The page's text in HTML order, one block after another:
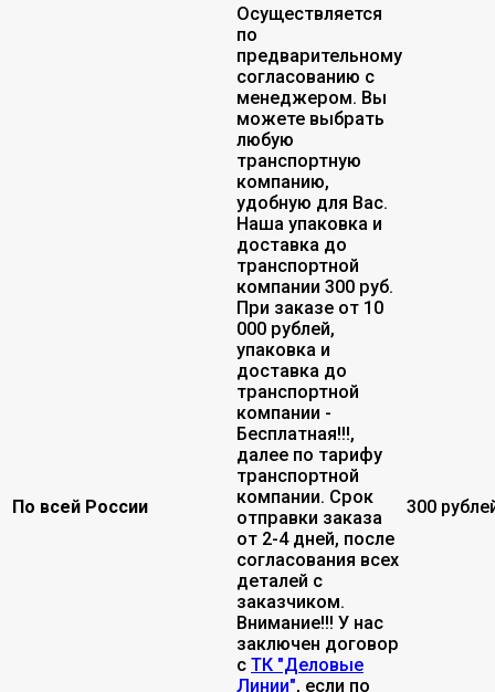
По всей России
Осуществляется
по
предварительному
согласованию с
менеджером. Вы
можете выбрать
любую
транспортную
компанию,
удобную для Вас.
Наша упаковка и
доставка до
транспортной
компании 300 руб.
При заказе от 10
000 рублей,
упаковка и
доставка до
транспортной
компании -
Бесплатная!!!,
далее по тарифу
транспортной
компании. Срок
отправки заказа
от 2-4 дней, после
согласования всех
деталей с
заказчиком.
Внимание!!! У нас
заключен договор
с ТК "Деловые
Линии", если по
300